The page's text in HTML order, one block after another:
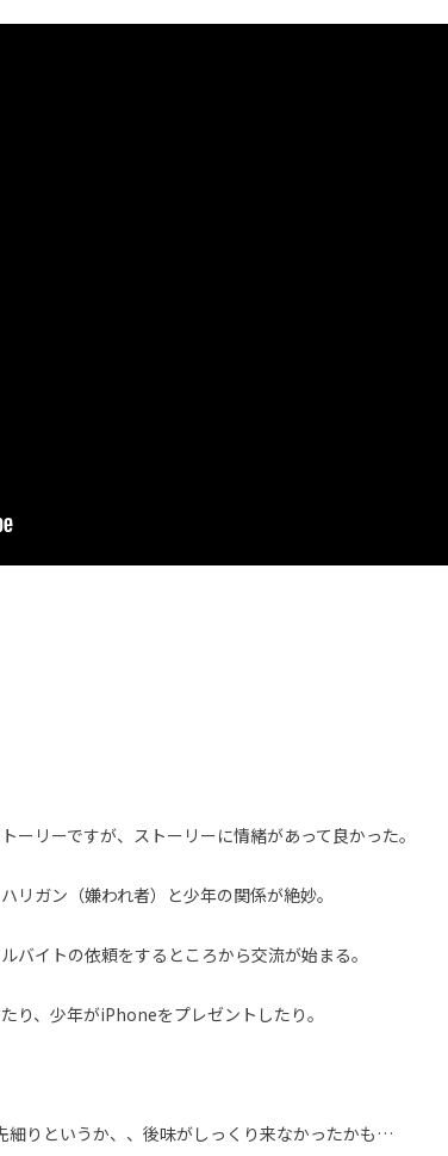
ーリーですが、ストーリーに情緒があって良かった。
リガン（嫌われ者）と少年の関係が絶妙。
バイトの依頼をするところから交流が始まる。
り、少年がiPhoneをプレゼントしたり。
細りというか、、後味がしっくり来なかったかも…